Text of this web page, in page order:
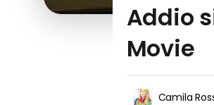
Addio
Movie
Camila